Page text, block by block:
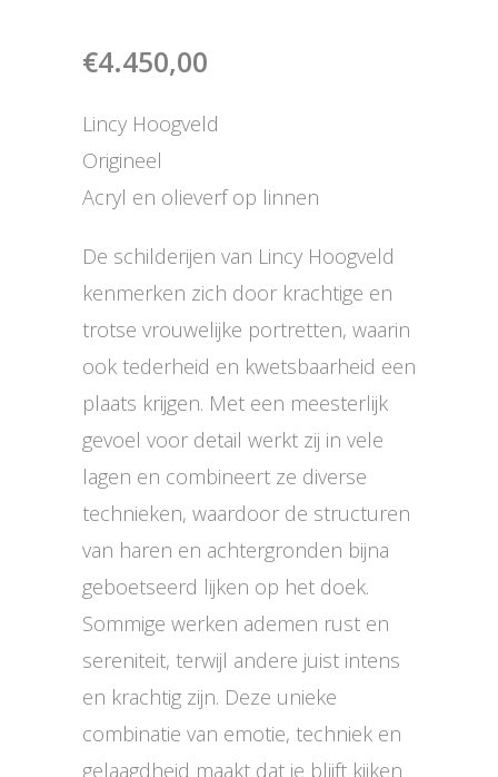
€4.450,00
Lincy Hoogveld
Origineel
Acryl en olieverf op linnen
De schilderijen van Lincy Hoogveld
kenmerken zich door krachtige en
trotse vrouwelijke portretten, waarin
ook tederheid en kwetsbaarheid een
plaats krijgen. Met een meesterlijk
gevoel voor detail werkt zij in vele
lagen en combineert ze diverse
technieken, waardoor de structuren
van haren en achtergronden bijna
geboetseerd lijken op het doek.
Sommige werken ademen rust en
sereniteit, terwijl andere juist intens
en krachtig zijn. Deze unieke
combinatie van emotie, techniek en
gelaagdheid maakt dat je blijft kijken